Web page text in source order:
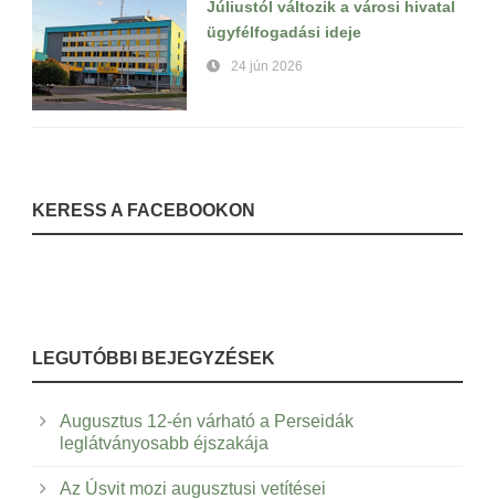
Júliustól változik a városi hivatal
ügyfélfogadási ideje
24 jún 2026
KERESS A FACEBOOKON
LEGUTÓBBI BEJEGYZÉSEK
Augusztus 12-én várható a Perseidák
leglátványosabb éjszakája
Az Úsvit mozi augusztusi vetítései